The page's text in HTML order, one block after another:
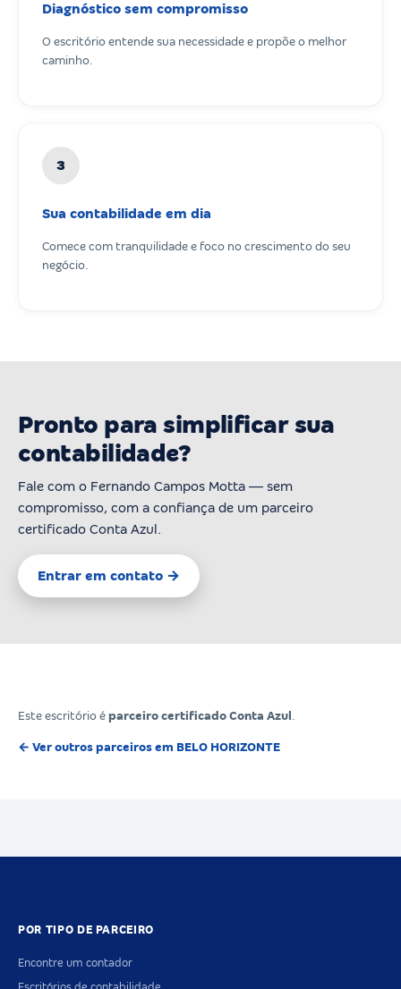
Diagnóstico sem compromisso
O escritório entende sua necessidade e propõe o melhor
caminho.
3
Sua contabilidade em dia
Comece com tranquilidade e foco no crescimento do seu
negócio.
Pronto para simplificar sua
contabilidade?
Fale com o Fernando Campos Motta — sem
compromisso, com a confiança de um parceiro
certificado Conta Azul.
Entrar em contato →
Este escritório é parceiro certificado Conta Azul
← Ver outros parceiros em BELO HORIZONTE
POR TIPO DE PARCEIRO
Encontre um contador